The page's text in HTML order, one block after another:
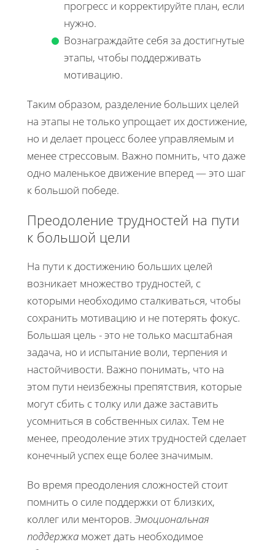
прогресс и корректируйте план, если
нужно.
Вознаграждайте себя за достигнутые
этапы, чтобы поддерживать
мотивацию.
Таким образом, разделение больших целей
на этапы не только упрощает их достижение,
но и делает процесс более управляемым и
менее стрессовым. Важно помнить, что даже
одно маленькое движение вперед — это шаг
к большой победе.
Преодоление трудностей на пути
к большой цели
На пути к достижению больших целей
возникает множество трудностей, с
которыми необходимо сталкиваться, чтобы
сохранить мотивацию и не потерять фокус.
Большая цель - это не только масштабная
задача, но и испытание воли, терпения и
настойчивости. Важно понимать, что на
этом пути неизбежны препятствия, которые
могут сбить с толку или даже заставить
усомниться в собственных силах. Тем не
менее, преодоление этих трудностей сделает
конечный успех еще более значимым.
Во время преодоления сложностей стоит
помнить о силе поддержки от близких,
коллег или менторов. Эмоциональная
поддержка может дать необходимое